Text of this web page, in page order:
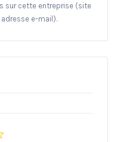
sur cette entreprise (site
e-mail).